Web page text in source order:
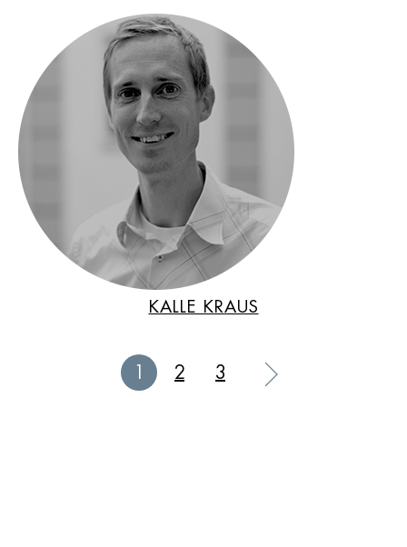
KALLE KRAUS
2 3